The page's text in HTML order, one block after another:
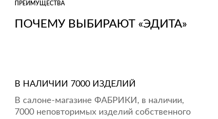
ПОЧЕМУ ВЫБИРАЮТ «ЭДИТА»
ПРЕИМУЩЕСТВА
В НАЛИЧИИ 7000 ИЗДЕЛИЙ
В салоне-магазине ФАБРИКИ, в наличии,
7000 неповторимых изделий собственного